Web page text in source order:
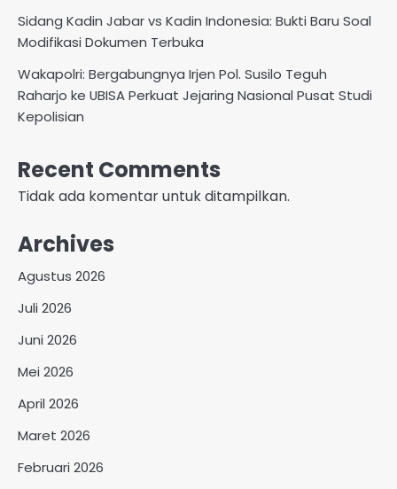
Sidang Kadin Jabar vs Kadin Indonesia: Bukti Baru Soal
Modifikasi Dokumen Terbuka
Wakapolri: Bergabungnya Irjen Pol. Susilo Teguh
Raharjo ke UBISA Perkuat Jejaring Nasional Pusat Studi
Kepolisian
Recent Comments
Tidak ada komentar untuk ditampilkan.
Archives
Agustus 2026
Juli 2026
Juni 2026
Mei 2026
April 2026
Maret 2026
Februari 2026